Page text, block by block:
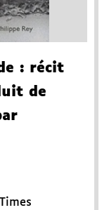
: récit
de